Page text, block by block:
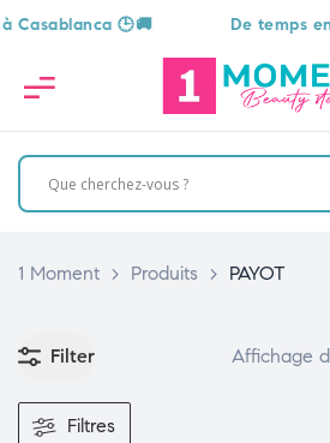
De temps en temps, une
1 Moment > Produits > PAYOT
Filter Affichage
Filtres